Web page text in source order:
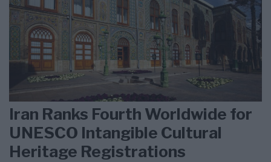
Iran Ranks Fourth Worldwide for
UNESCO Intangible Cultural
Heritage Registrations